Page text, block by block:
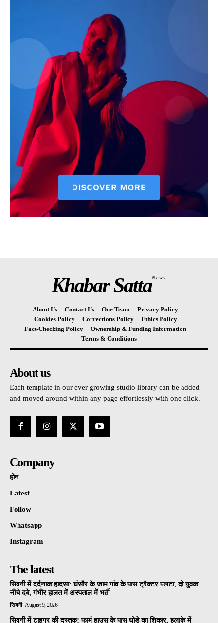
Khabar SattaNews
About Us Contact Us Our Team
Privacy Policy
Cookies Policy
Corrections Policy
Ethics Policy
Fact-Checking Policy
Ownership & Funding Information
Terms & Conditions
About us
Each template in our ever growing studio library can be added
and moved around within any page effortlessly with one click.
Company
होम
Latest
Follow
Whatsapp
Instagram
The latest
सिवनी में दर्दनाक हादसा: घंसौर के जाम गांव के पास ट्रैक्टर पलटा, दो युवक
नीचे दबे, गंभीर हालत में अस्पताल में भर्ती
सिवनी August 9, 2026
सिवनी में टाइगर की दस्तक! फार्म हाउस के पास घोड़े का शिकार, इलाके में